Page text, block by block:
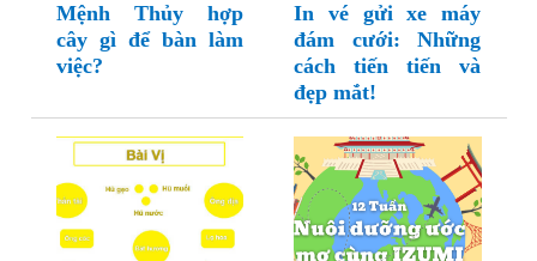
Mệnh Thủy hợp
cây gì để bàn làm
việc?
In vé gửi xe máy
đám cưới: Những
cách tiến tiến và
đẹp mắt!